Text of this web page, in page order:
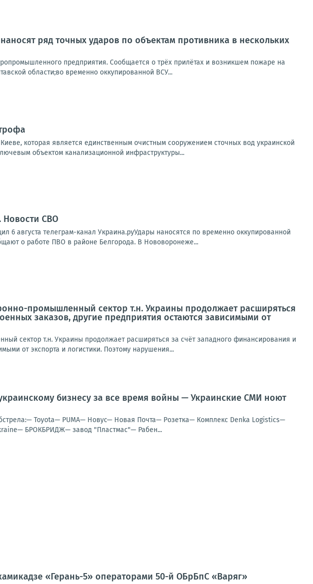
ряд точных ударов по объектам противника в нескольких
предприятия. Сообщается о трёх прилётах и возникшем пожаре на
области;во временно оккупированной ВСУ...
которая является единственным очистным сооружением сточных вод украинской
объектом канализационной инфраструктуры...
Новости СВО
6 августа телеграм-канал Украина.руУдары наносятся по временно оккупированной
о работе ПВО в районе Белгорода. В Нововоронеже...
промышленный сектор т.н. Украины продолжает расширяться
заказов, другие предприятия остаются зависимыми от
сектор т.н. Украины продолжает расширяться за счёт западного финансирования и
от экспорта и логистики. Поэтому нарушения...
бизнесу за все время войны — Украинские СМИ ноют
Toyota— PUMA— Новус— Новая Почта— Розетка— Комплекс Denka Logistics—
БРОКБРИДЖ— завод "Пластмас"— Рабен...
«Герань-5» операторами 50-й ОБрБпС «Варяг»